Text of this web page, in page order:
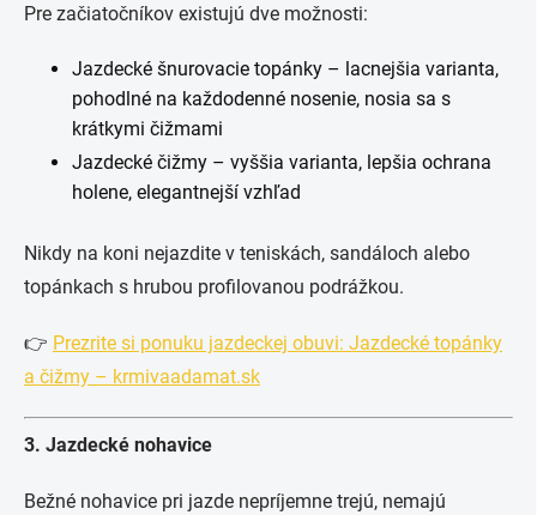
Pre začiatočníkov existujú dve možnosti:
Jazdecké šnurovacie topánky – lacnejšia varianta,
pohodlné na každodenné nosenie, nosia sa s
krátkymi čižmami
Jazdecké čižmy – vyššia varianta, lepšia ochrana
holene, elegantnejší vzhľad
Nikdy na koni nejazdite v teniskách, sandáloch alebo
topánkach s hrubou profilovanou podrážkou.
👉 Prezrite si ponuku jazdeckej obuvi: Jazdecké topánky
a čižmy – krmivaadamat.sk
3. Jazdecké nohavice
Bežné nohavice pri jazde nepríjemne trejú, nemajú